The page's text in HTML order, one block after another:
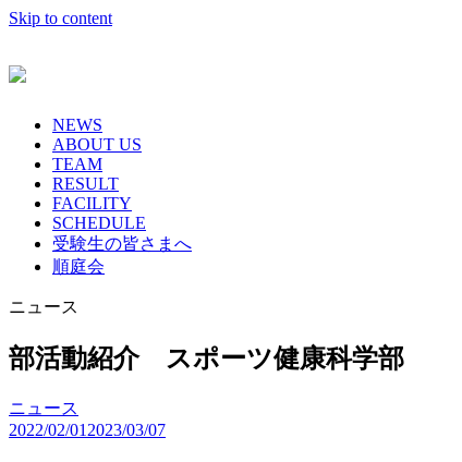
Skip to content
NEWS
ABOUT US
TEAM
RESULT
FACILITY
SCHEDULE
受験生の皆さまへ
順庭会
ニュース
部活動紹介 スポーツ健康科学部
ニュース
2022/02/01 2023/03/07